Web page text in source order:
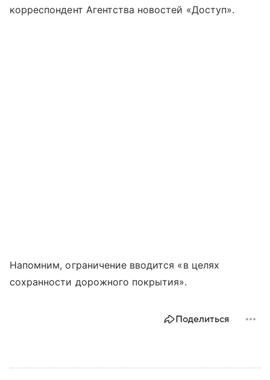
корреспондент Агентства новостей «Доступ».
Напомним, ограничение вводится «в целях
сохранности дорожного покрытия».
Поделиться